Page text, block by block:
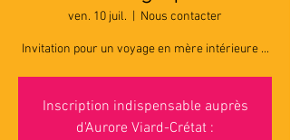
ven. 10 juil. Nous contacter
Invitation pour un voyage en mère intérieure ...
Inscription indispensable auprès
d'Aurore Viard-Crétat :